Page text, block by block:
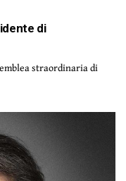
di
straordinaria di